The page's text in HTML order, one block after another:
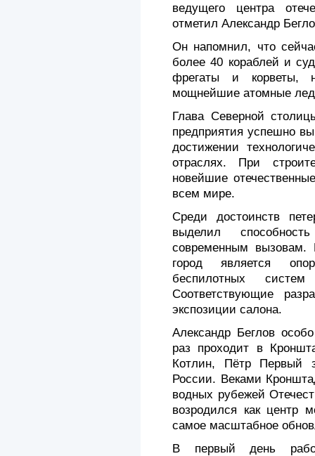
ведущего центра
отметил Александр
Он напомнил, что
более 40 кораблей и
фрегаты и корветы,
мощнейшие атомные
Глава Северной
предприятия успешно
достижении
отраслях. При
новейшие
всем мире.
Среди достоинств
выделил
современным вызовам.
город является
беспилотных
Соответствующие
экспозиции салона.
Александр Беглов
раз проходит в
Котлин, Пётр Первый
России. Веками
водных рубежей
возродился как центр
самое масштабное
В первый день